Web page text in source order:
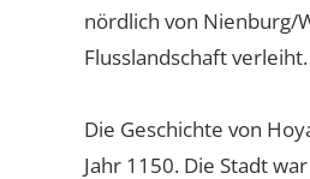
nördlich von Nienburg/
Flusslandschaft verleiht.
Die Geschichte von
Jahr 1150. Die Stadt